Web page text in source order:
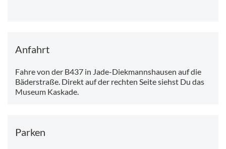
Anfahrt
Fahre von der B437 in Jade-Diekmannshausen auf die
Bäderstraße. Direkt auf der rechten Seite siehst Du das
Museum Kaskade.
Parken